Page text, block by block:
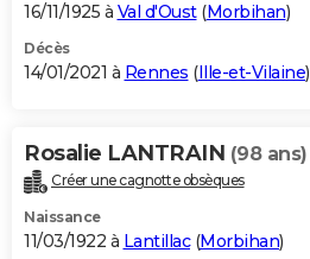
16/11/1925 à Val d'Oust(Morbihan)
Décès
14/01/2021 à Rennes (Ille-et-Vilaine)
Rosalie LANTRAIN (98 ans)
Créer une cagnotte obsèques
Naissance
11/03/1922 à Lantillac(Morbihan)